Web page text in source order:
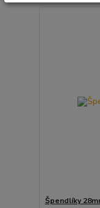
Špendlíky